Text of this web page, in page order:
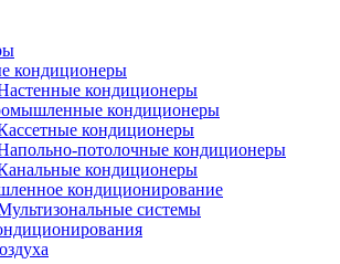
кондиционеры
кондиционеры
кондиционеры
кондиционеры
потолочные кондиционеры
кондиционеры
кондиционирование
системы